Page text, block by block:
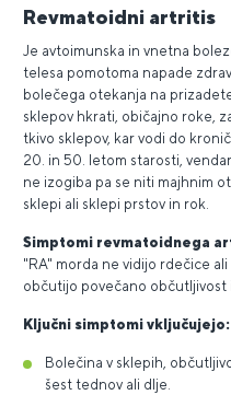
Revmatoidni artritis
Je avtoimunska in vnetna
telesa pomotoma napade
bolečega otekanja na
sklepov hkrati, običajno roke,
tkivo sklepov, kar vodi do
20. in 50. letom starosti,
ne izogiba pa se niti majhnim
sklepi ali sklepi prstov in rok.
Simptomi revmatoidnega
"RA" morda ne vidijo rdečice
občutijo povečano občutljivost
Ključni simptomi vključujejo:
Bolečina v sklepih,
šest tednov ali dlje.